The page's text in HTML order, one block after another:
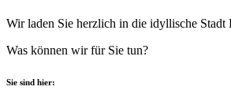
Wir laden Sie herzlich in die idyllische Stadt
Was können wir für Sie tun?
Sie sind hier: